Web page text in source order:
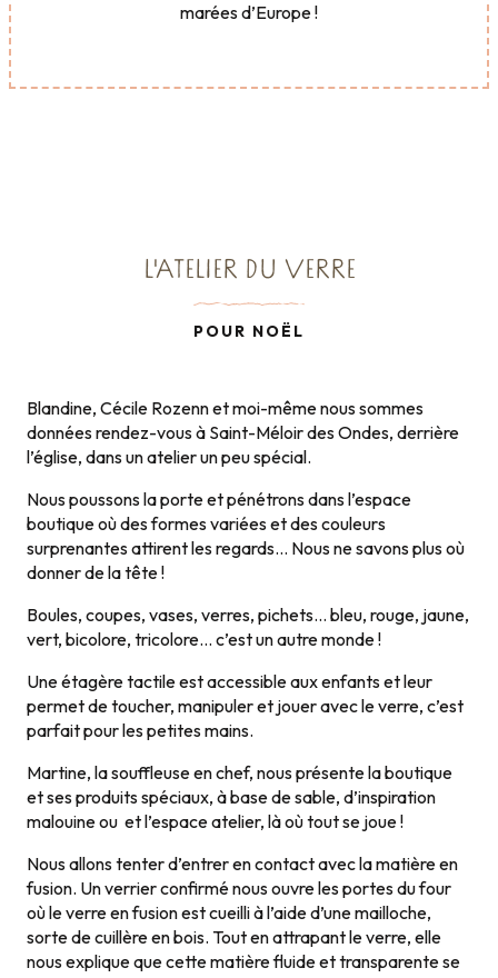
marées d’Europe !
L'ATELIER DU VERRE
POUR NOËL
Blandine, Cécile Rozenn et moi-même nous sommes
données rendez-vous à Saint-Méloir des Ondes, derrière
l’église, dans un atelier un peu spécial.
Nous poussons la porte et pénétrons dans l’espace
boutique où des formes variées et des couleurs
surprenantes attirent les regards… Nous ne savons plus où
donner de la tête !
Boules, coupes, vases, verres, pichets… bleu, rouge, jaune,
vert, bicolore, tricolore… c’est un autre monde !
Une étagère tactile est accessible aux enfants et leur
permet de toucher, manipuler et jouer avec le verre, c’est
parfait pour les petites mains.
Martine, la souffleuse en chef, nous présente la boutique
et ses produits spéciaux, à base de sable, d’inspiration
malouine ou et l’espace atelier, là où tout se joue !
Nous allons tenter d’entrer en contact avec la matière en
fusion. Un verrier confirmé nous ouvre les portes du four
où le verre en fusion est cueilli à l’aide d’une mailloche,
sorte de cuillère en bois. Tout en attrapant le verre, elle
nous explique que cette matière fluide et transparente se